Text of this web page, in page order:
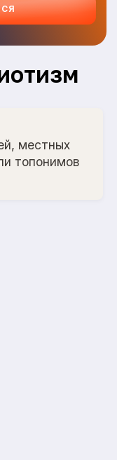
местных
топонимов